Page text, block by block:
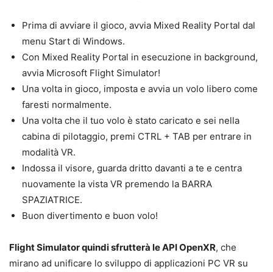
Prima di avviare il gioco, avvia Mixed Reality Portal dal
menu Start di Windows.
Con Mixed Reality Portal in esecuzione in background,
avvia Microsoft Flight Simulator!
Una volta in gioco, imposta e avvia un volo libero come
faresti normalmente.
Una volta che il tuo volo è stato caricato e sei nella
cabina di pilotaggio, premi CTRL + TAB per entrare in
modalità VR.
Indossa il visore, guarda dritto davanti a te e centra
nuovamente la vista VR premendo la BARRA
SPAZIATRICE.
Buon divertimento e buon volo!
Flight Simulator quindi sfrutterà le API OpenXR, che
mirano ad unificare lo sviluppo di applicazioni PC VR su